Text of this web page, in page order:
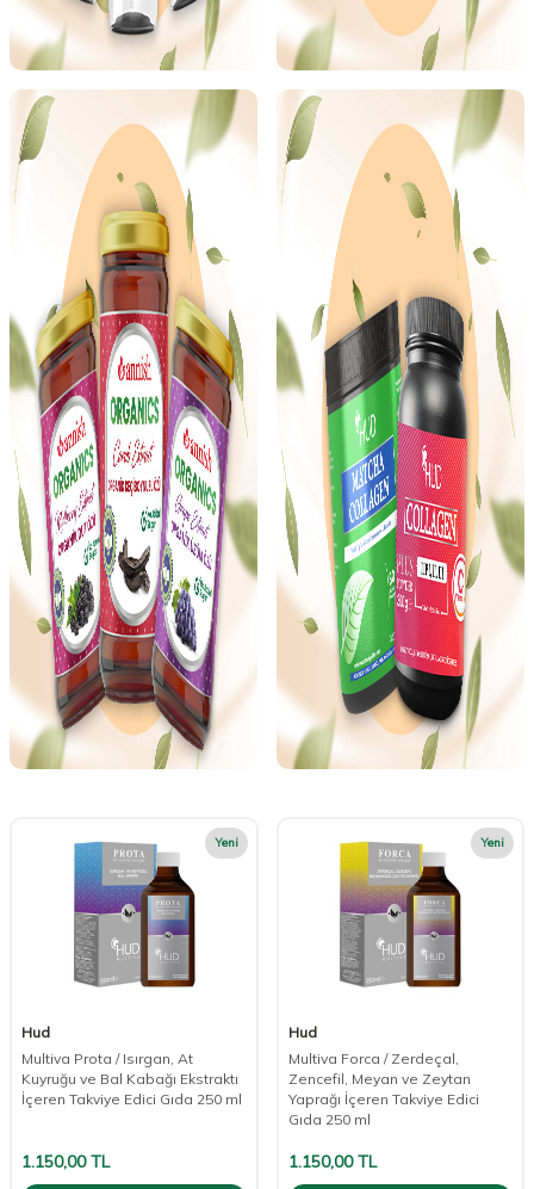
Yeni
Hud
Multiva Prota / Isırgan, At
Kuyruğu ve Bal Kabağı Ekstraktı
İçeren Takviye Edici Gıda 250 ml
1.150,00TL
Yeni
Hud
Multiva Forca / Zerdeçal,
Zencefil, Meyan ve Zeytan
Yaprağı İçeren Takviye Edici
Gıda 250 ml
1.150,00TL